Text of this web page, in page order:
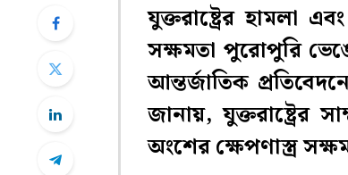
যুক্তরাষ্ট্রের হামলা
সক্ষমতা পুরোপুরি
আন্তর্জাতিক
জানায়,
অংশের ক্ষেপণাস্ত্র